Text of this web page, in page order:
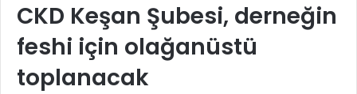
CKD Keşan Şubesi, derneğin
feshi için olağanüstü
toplanacak